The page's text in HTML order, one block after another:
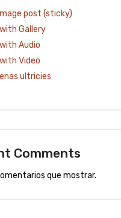
post (sticky)
Gallery
Audio
Video
ultricies
Comments
que mostrar.